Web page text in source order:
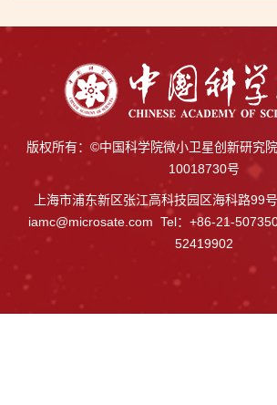
版权所有：©中国科学院微小卫星创新研究
10018730号
上海市浦东新区张江高科技园区海科路99
iamc@microsate.com Tel：+86-21-
52419902